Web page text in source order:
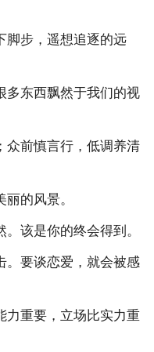
脚步，遥想追逐的远
多东西飘然于我们的视
众前慎言行，低调养清
的风景。
该是你的终会得到。
。要谈恋爱，就会被感
力重要，立场比实力重